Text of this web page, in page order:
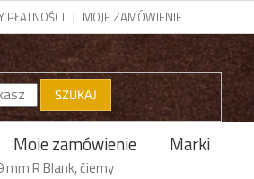
PŁATNOŚCI MOJE ZAMÓWIENIE
SZUKAJ
Moje zamówienie Marki
mm R Blank, čierny